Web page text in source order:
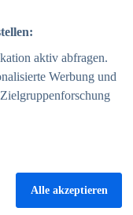
aktiv abfragen.
Werbung und
Alle akzeptieren